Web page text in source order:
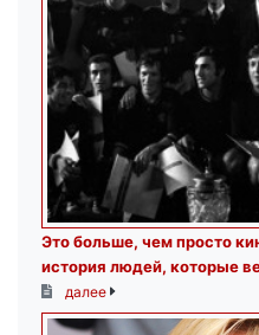
Это больше, чем просто
история людей, которые
далее